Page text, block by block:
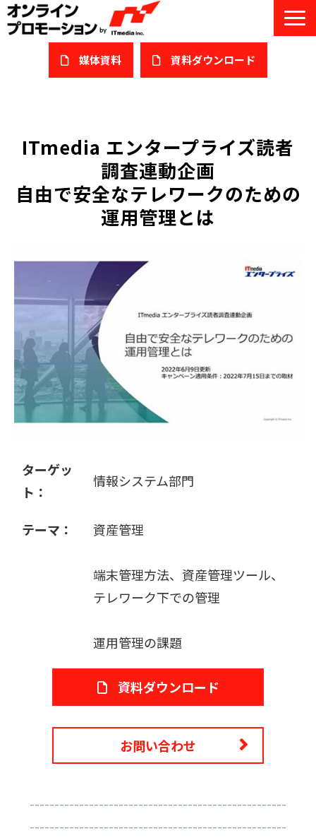
媒体資料 ​資料ダウンロード
私たちについて
サービスガイド/お役立ち資料
課題/ターゲット別で探す
導入事例
セミナー情報/ブログ
販売パートナー募集
ITmedia エンタープライズ読者
調査連動企画
自由で安全なテレワークのための
運用管理とは
ターゲッ
ト：
情報システム部門
テーマ： 資産管理
端末管理方法、資産管理ツール、
テレワーク下での管理
運用管理の課題
資料ダウンロード
お問い合わせ
----------------------------------------------------
----------------------------------------------------